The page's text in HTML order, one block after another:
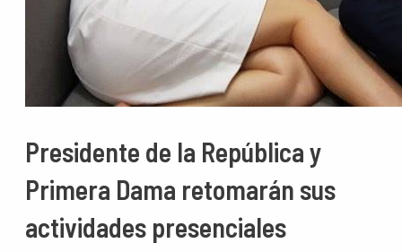
Presidente de la República y
Primera Dama retomarán sus
actividades presenciales